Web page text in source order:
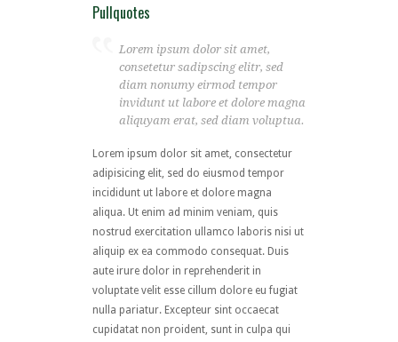
Pullquotes
Lorem ipsum dolor sit amet,
consetetur sadipscing elitr, sed
diam nonumy eirmod tempor
invidunt ut labore et dolore magna
aliquyam erat, sed diam voluptua.
Lorem ipsum dolor sit amet, consectetur
adipisicing elit, sed do eiusmod tempor
incididunt ut labore et dolore magna
aliqua. Ut enim ad minim veniam, quis
nostrud exercitation ullamco laboris nisi ut
aliquip ex ea commodo consequat. Duis
aute irure dolor in reprehenderit in
voluptate velit esse cillum dolore eu fugiat
nulla pariatur. Excepteur sint occaecat
cupidatat non proident, sunt in culpa qui